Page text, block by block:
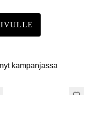
kampanjassa